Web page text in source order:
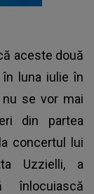
aceste două
luna iulie în
nu se vor mai
din partea
concertul lui
Uzzielli, a
înlocuiască